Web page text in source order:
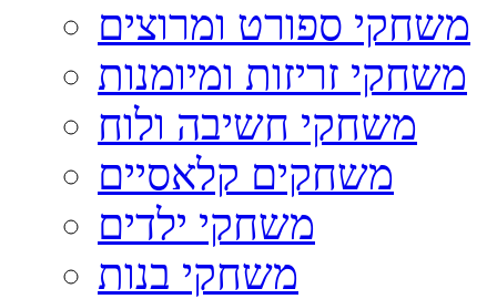
משחקי ספורט ומרוצים
משחקי זריזות ומיומנות
משחקי חשיבה ולוח
משחקים קלאסיים
משחקי ילדים
משחקי בנות